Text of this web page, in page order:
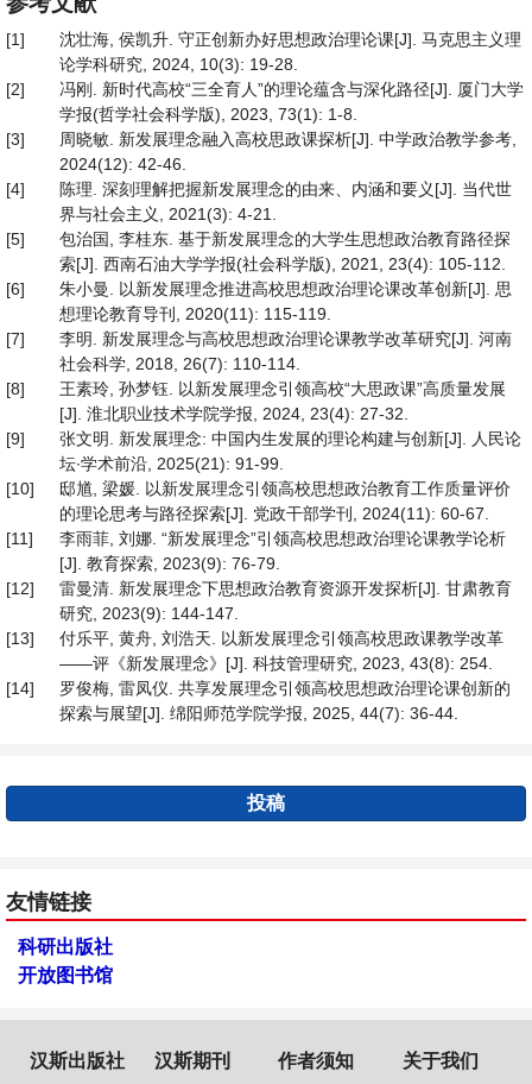
[1]
沈壮海, 侯凯升. 守正创新办好思想政治理论课[J]. 马克思主义理
论学科研究, 2024, 10(3): 19-28.
[2]
冯刚. 新时代高校“三全育人”的理论蕴含与深化路径[J]. 厦门大学
学报(哲学社会科学版), 2023, 73(1): 1-8.
[3]
周晓敏. 新发展理念融入高校思政课探析[J]. 中学政治教学参考,
2024(12): 42-46.
[4]
陈理. 深刻理解把握新发展理念的由来、内涵和要义[J]. 当代世
界与社会主义, 2021(3): 4-21.
[5]
包治国, 李桂东. 基于新发展理念的大学生思想政治教育路径探
索[J]. 西南石油大学学报(社会科学版), 2021, 23(4): 105-112.
[6]
朱小曼. 以新发展理念推进高校思想政治理论课改革创新[J]. 思
想理论教育导刊, 2020(11): 115-119.
[7]
李明. 新发展理念与高校思想政治理论课教学改革研究[J]. 河南
社会科学, 2018, 26(7): 110-114.
[8]
王素玲, 孙梦钰. 以新发展理念引领高校“大思政课”高质量发展
[J]. 淮北职业技术学院学报, 2024, 23(4): 27-32.
[9]
张文明. 新发展理念: 中国内生发展的理论构建与创新[J]. 人民论
坛∙学术前沿, 2025(21): 91-99.
[10]
邸馗, 梁媛. 以新发展理念引领高校思想政治教育工作质量评价
的理论思考与路径探索[J]. 党政干部学刊, 2024(11): 60-67.
[11]
李雨菲, 刘娜. “新发展理念”引领高校思想政治理论课教学论析
[J]. 教育探索, 2023(9): 76-79.
[12]
雷曼清. 新发展理念下思想政治教育资源开发探析[J]. 甘肃教育
研究, 2023(9): 144-147.
[13]
付乐平, 黄舟, 刘浩天. 以新发展理念引领高校思政课教学改革
——评《新发展理念》[J]. 科技管理研究, 2023, 43(8): 254.
[14]
罗俊梅, 雷凤仪. 共享发展理念引领高校思想政治理论课创新的
探索与展望[J]. 绵阳师范学院学报, 2025, 44(7): 36-44.
投稿
友情链接
科研出版社
开放图书馆
汉斯出版社 汉斯期刊 作者须知 关于我们